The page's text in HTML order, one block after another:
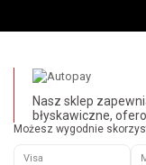
Nasz sklep
błyskawiczne,
Możesz wygodnie
Visa